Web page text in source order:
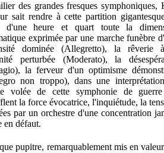
des grandes fresques symphoniques,
sait rendre à cette partition
d'une heure et quart toute la
exprimée par une marche funèbre
dominée (Allegretto), la rêverie
perturbée (Moderato), la
la ferveur d'un optimisme
non troppo), dans une
volée de cette symphonie de
la force évocatrice, l'inquiétude, la
par un orchestre d'une concentration
en défaut.
pupitre, remarquablement mis en valeur